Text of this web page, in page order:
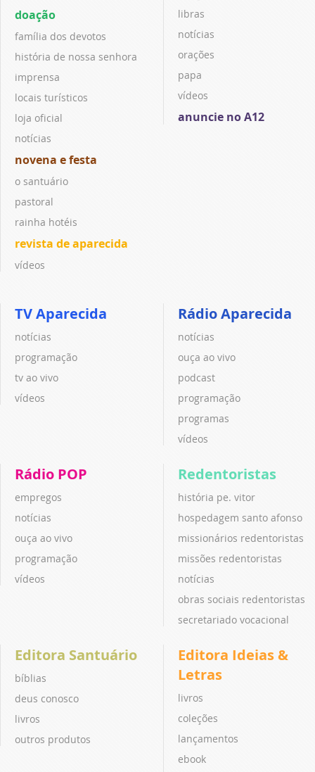
doação
família dos devotos
história de nossa senhora
imprensa
locais turísticos
loja oficial
notícias
novena e festa
o santuário
pastoral
rainha hotéis
revista de aparecida
vídeos
libras
notícias
orações
papa
vídeos
anuncie no A12
TV Aparecida
notícias
programação
tv ao vivo
vídeos
Rádio Aparecida
notícias
ouça ao vivo
podcast
programação
programas
vídeos
Rádio POP
empregos
notícias
ouça ao vivo
programação
vídeos
Redentoristas
história pe. vitor
hospedagem santo afonso
missionários redentoristas
missões redentoristas
notícias
obras sociais redentoristas
secretariado vocacional
Editora Santuário
bíblias
deus conosco
livros
outros produtos
Editora Ideias &
Letras
livros
coleções
lançamentos
ebook